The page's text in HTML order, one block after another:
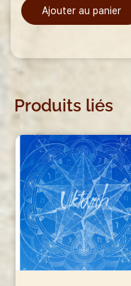
Ajouter au panier
Produits liés